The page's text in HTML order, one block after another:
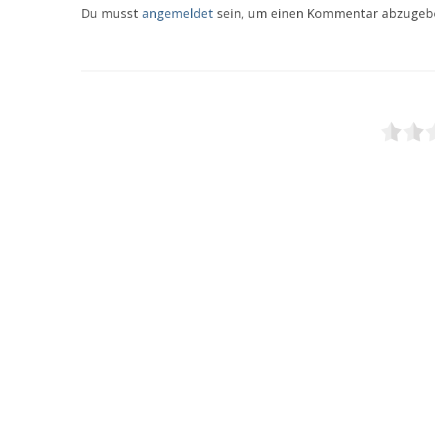
Du musst angemeldet sein, um einen Kommentar